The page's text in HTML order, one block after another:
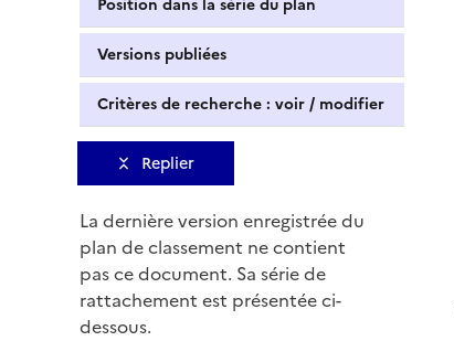
Position dans la série du plan
Versions publiées
Critères de recherche : voir / modifier
Replier
La dernière version enregistrée du
plan de classement ne contient
pas ce document. Sa série de
rattachement est présentée ci-
dessous.